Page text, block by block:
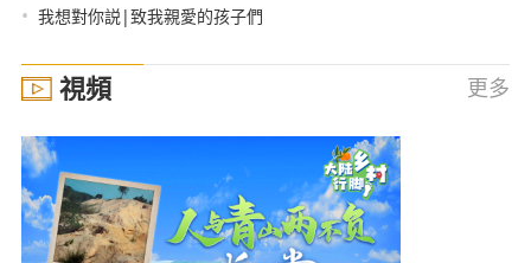
• 我想對你説|致我親愛的孩子們
視頻 更多